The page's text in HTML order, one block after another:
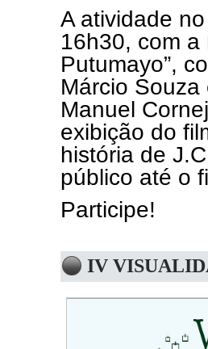
A atividade
16h30, com a
Putumayo”,
Márcio
Manuel
exibição do
história de
público até o
Participe!
IV